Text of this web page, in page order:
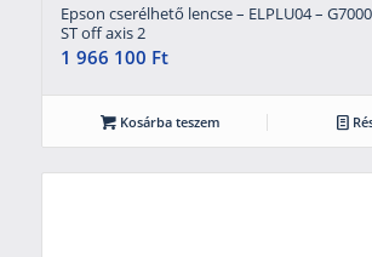
Epson cserélhető lencse – ELPLU04 –
ST off axis 2
1 966 100 Ft
Kosárba teszem